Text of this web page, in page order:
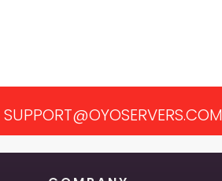
SUPPORT@OYOSERVERS.COM